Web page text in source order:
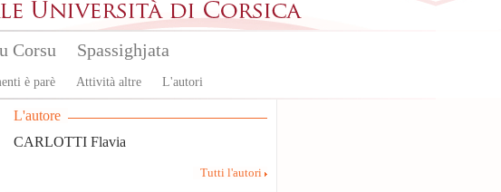
è parè Attività altre L'autori
Corsu Spassighjata
L'autore
CARLOTTI Flavia
Tutti l'autori